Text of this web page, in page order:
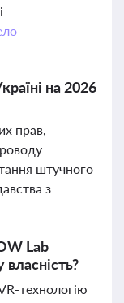
на 2026
прав,
штучного
з
Lab
технологію